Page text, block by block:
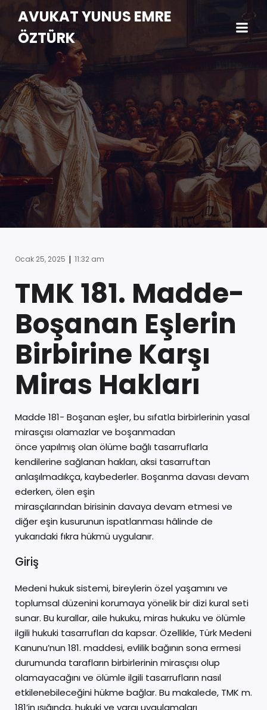
AVUKAT YUNUS EMRE
ÖZTÜRK
Ocak 25, 2025 | 11:32 am
TMK 181. Madde-
Boşanan Eşlerin
Birbirine Karşı
Miras Hakları
Madde 181- Boşanan eşler, bu sıfatla birbirlerinin yasal
mirasçısı olamazlar ve boşanmadan
önce yapılmış olan ölüme bağlı tasarruflarla
kendilerine sağlanan hakları, aksi tasarruftan
anlaşılmadıkça, kaybederler. Boşanma davası devam
ederken, ölen eşin
mirasçılarından birisinin davaya devam etmesi ve
diğer eşin kusurunun ispatlanması hâlinde de
yukarıdaki fıkra hükmü uygulanır.
Giriş
Medeni hukuk sistemi, bireylerin özel yaşamını ve
toplumsal düzenini korumaya yönelik bir dizi kural seti
sunar. Bu kurallar, aile hukuku, miras hukuku ve ölümle
ilgili hukuki tasarrufları da kapsar. Özellikle, Türk Medeni
Kanunu’nun 181. maddesi, evlilik bağının sona ermesi
durumunda tarafların birbirlerinin mirasçısı olup
olamayacağını ve ölümle ilgili tasarrufların nasıl
etkilenebileceğini hükme bağlar. Bu makalede, TMK m.
181’in ışığında, hukuki ve yargı uygulamaları